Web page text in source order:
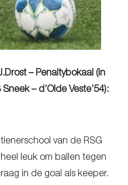
– Penaltybokaal (in
– d’Olde Veste’54):
van de RSG
leuk om ballen tegen
in de goal als keeper.